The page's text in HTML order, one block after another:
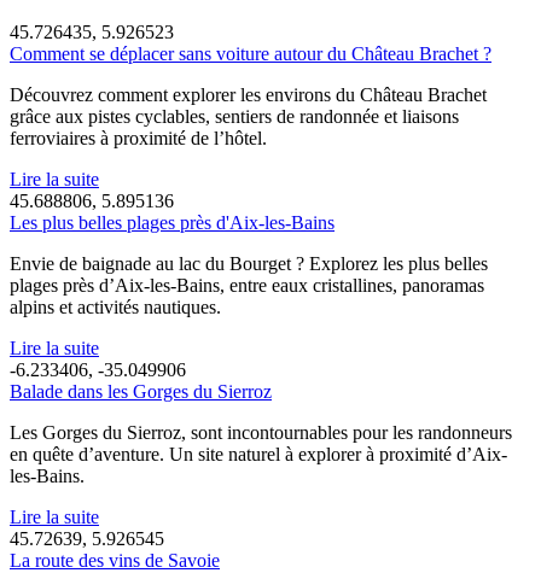
45.726435, 5.926523
Comment se déplacer sans voiture autour du Château Brachet ?
Découvrez comment explorer les environs du Château Brachet
grâce aux pistes cyclables, sentiers de randonnée et liaisons
ferroviaires à proximité de l’hôtel.
Lire la suite
45.688806, 5.895136
Les plus belles plages près d'Aix-les-Bains
Envie de baignade au lac du Bourget ? Explorez les plus belles
plages près d’Aix-les-Bains, entre eaux cristallines, panoramas
alpins et activités nautiques.
Lire la suite
-6.233406, -35.049906
Balade dans les Gorges du Sierroz
Les Gorges du Sierroz, sont incontournables pour les randonneurs
en quête d’aventure. Un site naturel à explorer à proximité d’Aix-
les-Bains.
Lire la suite
45.72639, 5.926545
La route des vins de Savoie